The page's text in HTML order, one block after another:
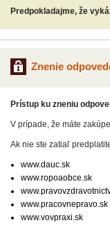
Predpokladajme, že
Znenie
Prístup ku zneniu
V prípade, že máte
Ak nie ste zatiaľ
www.dauc.sk
www.ropoaobce.sk
www.pracovnepravo.sk
www.vovpraxi.sk